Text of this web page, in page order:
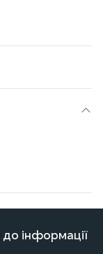
інформації
а також умов